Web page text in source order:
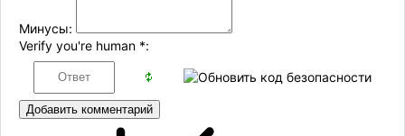
Минусы:
Verify you're human *:
Добавить комментарий